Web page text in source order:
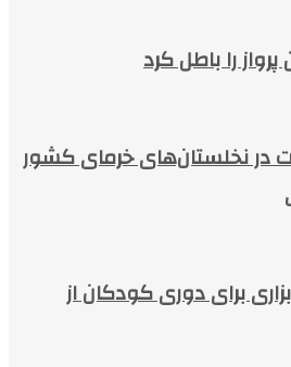
را باطل کرد
در نخلستان‌های خرمای کشور
برای دوری کودکان از